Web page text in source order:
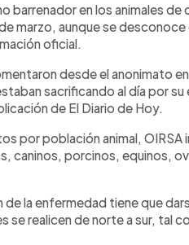
barrenador en los animales
marzo, aunque se
oficial.
desde el anonimato
sacrificando al día por
de El Diario de Hoy.
por población animal, OIRSA
caninos, porcinos, equinos,
de la enfermedad tiene que
se realicen de norte a sur, tal